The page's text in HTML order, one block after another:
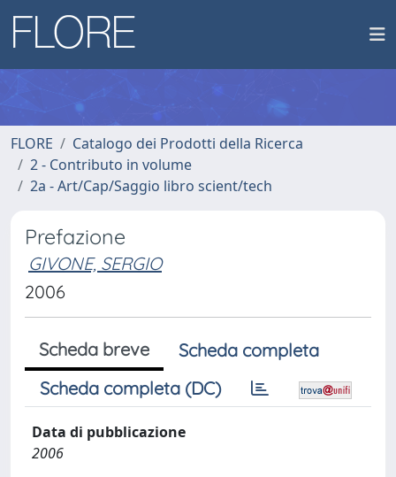
FLORE
Catalogo dei Prodotti della Ricerca
2 - Contributo in volume
2a - Art/Cap/Saggio libro scient/tech
Prefazione
GIVONE, SERGIO
2006
Scheda breve
Scheda completa
Scheda completa (DC)
Data di pubblicazione
2006